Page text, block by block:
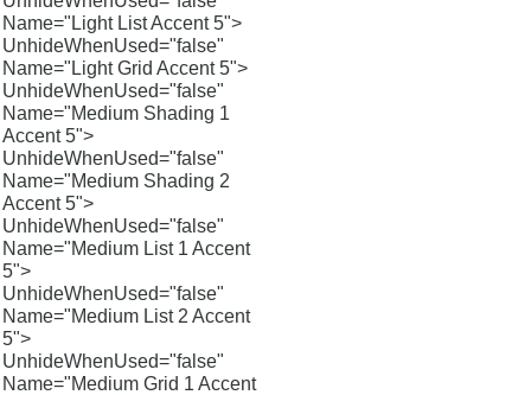
Name="Light List Accent 5">
UnhideWhenUsed="false"
Name="Light Grid Accent 5">
UnhideWhenUsed="false"
Name="Medium Shading 1
Accent 5">
UnhideWhenUsed="false"
Name="Medium Shading 2
Accent 5">
UnhideWhenUsed="false"
Name="Medium List 1 Accent
5">
UnhideWhenUsed="false"
Name="Medium List 2 Accent
5">
UnhideWhenUsed="false"
Name="Medium Grid 1 Accent